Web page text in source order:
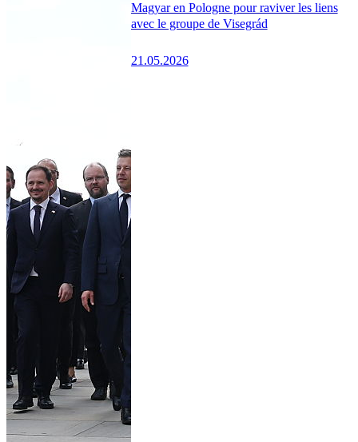
Magyar en Pologne pour raviver les liens
avec le groupe de Visegrád
21.05.2026